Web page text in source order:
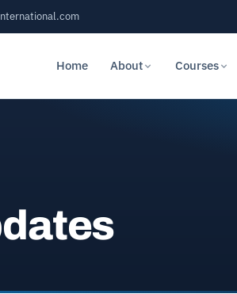
Home About Courses